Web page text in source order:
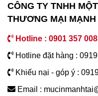
CÔNG TY TNHH
THƯƠNG MẠI MẠNH
Hotline : 0901 357 008
Hotline đặt hàng :
Khiếu nại - góp ý :
Email :